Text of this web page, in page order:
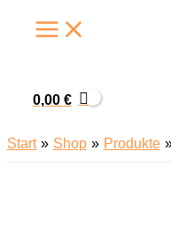
Inhalt
0,00 €
Start Shop Produkte